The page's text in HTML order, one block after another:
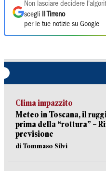
Non lasciare decidere
scegli
Il Tirreno
per le tue notizie su Google
Clima impazzito
Meteo in Toscana, il
prima della “rottura” –
previsione
di Tommaso Silvi